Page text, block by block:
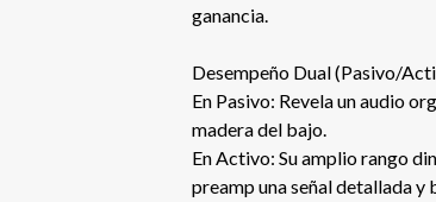
ganancia.
Desempeño Dual (Pasivo/
En Pasivo: Revela un audio
madera del bajo.
En Activo: Su amplio rango
preamp una señal detallada